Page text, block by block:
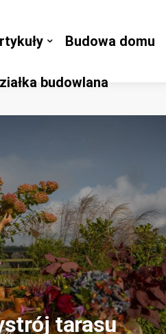
Budowa domu
budowlana
tarasu